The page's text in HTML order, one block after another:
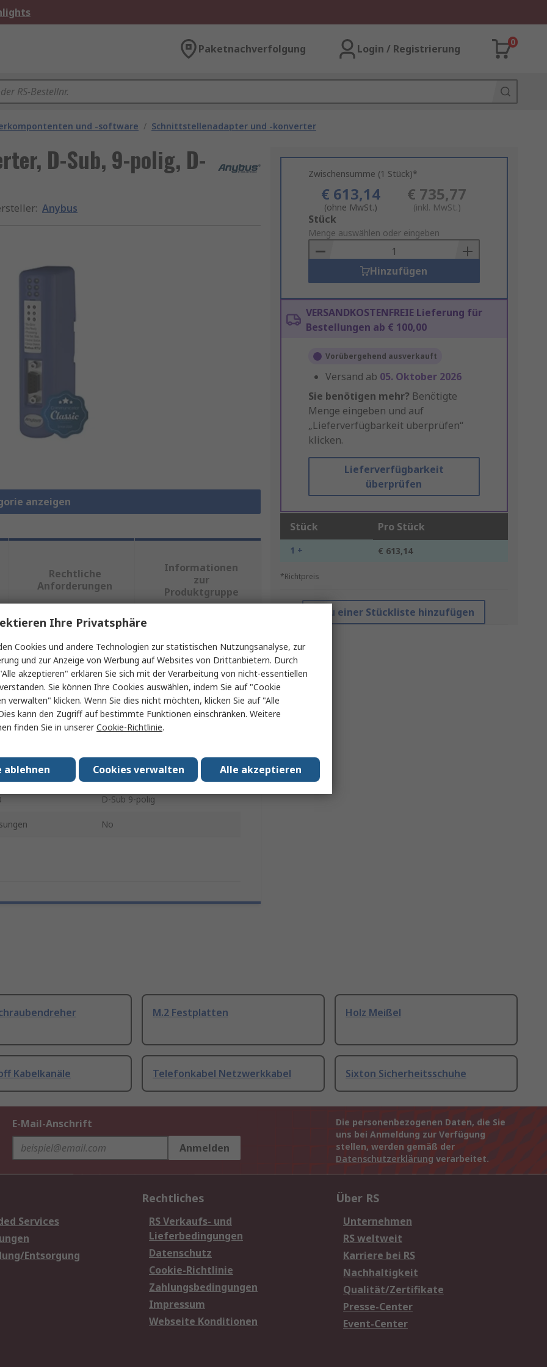
Paketnachverfolgung Login / Registrierung
0
und -software / Schnittstellenadapter und -konverter
D-Sub, 9-polig, D-
: Anybus
anzeigen
Zwischensumme (1 Stück)*
€ 613,14
(ohne MwSt.)
€ 735,77
(inkl. MwSt.)
Add
to
Basket
Stück
Menge auswählen oder eingeben
Hinzufügen
VERSANDKOSTENFREIE Lieferung für
Bestellungen ab € 100,00
Vorübergehend ausverkauft
Versand ab 05. Oktober 2026
Sie benötigen mehr? Benötigte
Menge eingeben und auf
„Lieferverfügbarkeit überprüfen“
klicken.
Lieferverfügbarkeit
überprüfen
Stück Pro Stück
1 + € 613,14
*Richtpreis
Zu einer Stückliste hinzufügen
Rechtliche
Anforderungen
Informationen
zur
Produktgruppe
oder mehrere Eigenschaften auswählen.
Wert
Anybus
Schnittstellenkonverter
A Buchse
D-Sub 9-polig
No
M.2 Festplatten Holz Meißel
Kabelkanäle Telefonkabel Netzwerkkabel Sixton Sicherheitsschuhe
E-Mail-Anschrift
Anmelden
Die personenbezogenen Daten, die Sie
uns bei Anmeldung zur Verfügung
stellen, werden gemäß der
Datenschutzerklärung verarbeitet.
Services
Entsorgung
Rechtliches
RS Verkaufs- und
Lieferbedingungen
Datenschutz
Cookie-Richtlinie
Zahlungsbedingungen
Impressum
Webseite Konditionen
Über RS
Unternehmen
RS weltweit
Karriere bei RS
Nachhaltigkeit
Qualität/Zertifikate
Presse-Center
Event-Center
Ihre Privatsphäre
Cookies und andere Technologien zur statistischen Nutzungsanalyse, zur
und zur Anzeige von Werbung auf Websites von Drittanbietern. Durch
akzeptieren" erklären Sie sich mit der Verarbeitung von nicht-essentiellen
Sie können Ihre Cookies auswählen, indem Sie auf "Cookie
verwalten" klicken. Wenn Sie dies nicht möchten, klicken Sie auf "Alle
kann den Zugriff auf bestimmte Funktionen einschränken. Weitere
finden Sie in unsererCookie-Richtlinie.
Alle akzeptieren
Cookies verwalten
ablehnen